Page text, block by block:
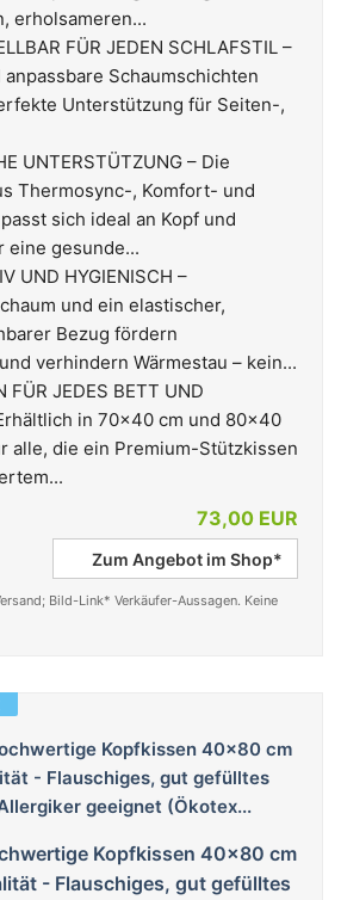
erholsameren...
FÜR JEDEN SCHLAFSTIL –
Schaumschichten
Unterstützung für Seiten-,
UNTERSTÜTZUNG – Die
Thermosync-, Komfort- und
sich ideal an Kopf und
eine gesunde...
UND HYGIENISCH –
und ein elastischer,
Bezug fördern
verhindern Wärmestau – kein...
FÜR JEDES BETT UND
in 70x40 cm und 80x40
alle, die ein Premium-Stützkissen
73,00 EUR
Zum Angebot im Shop*
Bild-Link* Verkäufer-Aussagen. Keine
Kopfkissen 40x80 cm
- Flauschiges, gut gefülltes